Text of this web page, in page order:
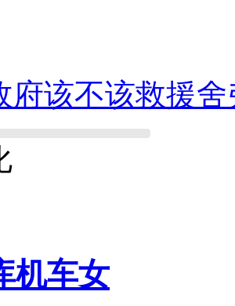
府该不该救援舍
机车女